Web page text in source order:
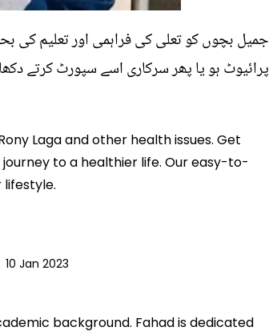
جمیل بچوں کو تعلی کی فراہمی اور تعلیم کی
پرائیوٹ ہو یا پھر سرکاری اسے سپورٹ کرتے
Laga and other health issues. Get
to a healthier life. Our easy-to-
10 Jan 2023
background. Fahad is dedicated